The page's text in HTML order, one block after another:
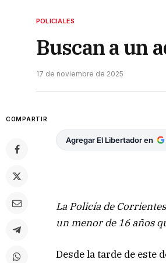
POLICIALES
Buscan a un
17 de noviembre de 2025
COMPARTIR
Agregar El Libertador en
La Policía de
un menor de 16 años
Desde la tarde de este